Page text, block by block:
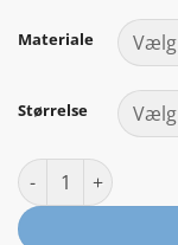
Materiale
Størrelse
Epoxyaffald antal